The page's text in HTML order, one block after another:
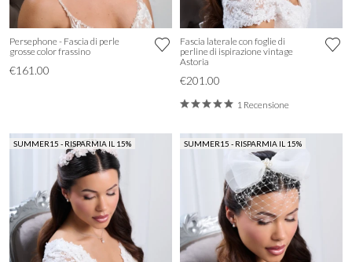
Persephone - Fascia di perle
grosse color frassino
€161.00
Fascia laterale con foglie di
perline di ispirazione vintage
Astoria
€201.00
1 Recensione
SUMMER15 - RISPARMIA IL 15% SUMMER15 - RISPARMIA IL 15%